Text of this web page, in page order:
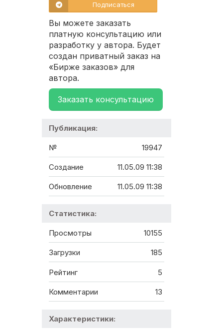
Подписаться
Вы можете заказать
платную консультацию или
разработку у автора. Будет
создан приватный заказ на
«Бирже заказов» для
автора.
Заказать консультацию
Публикация:
№ 19947
Создание 11.05.09 11:38
Обновление 11.05.09 11:38
Статистика:
Просмотры 10155
Загрузки 185
Рейтинг 5
Комментарии 13
Характеристики: